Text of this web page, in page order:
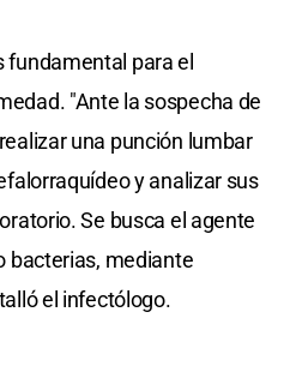
fundamental para el
"Ante la sospecha de
una punción lumbar
y analizar sus
Se busca el agente
bacterias, mediante
el infectólogo.